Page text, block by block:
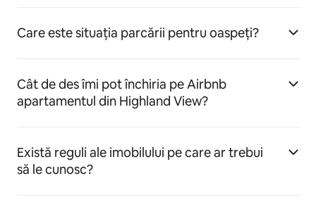
Care este situația parcării pentru oaspeți?
Cât de des îmi pot închiria pe Airbnb
apartamentul din Highland View?
Există reguli ale imobilului pe care ar trebui
să le cunosc?